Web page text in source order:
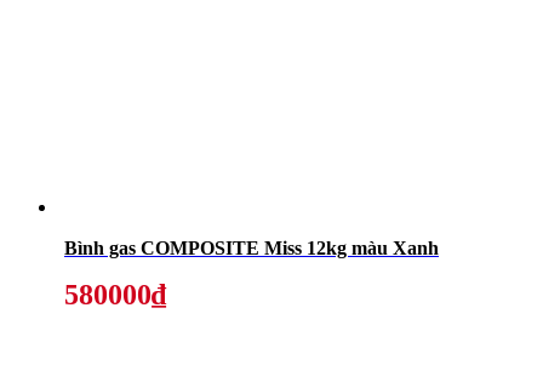
Bình gas COMPOSITE Miss 12kg màu Xanh
580000₫